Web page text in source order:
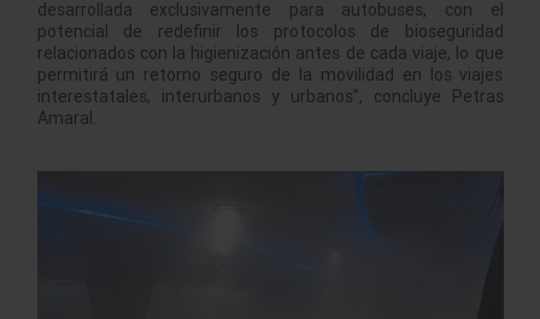
desarrollada exclusivamente para autobuses, con el
potencial de redefinir los protocolos de bioseguridad
relacionados con la higienización antes de cada viaje, lo que
permitirá un retorno seguro de la movilidad en los viajes
interestatales, interurbanos y urbanos”, concluye Petras
Amaral.